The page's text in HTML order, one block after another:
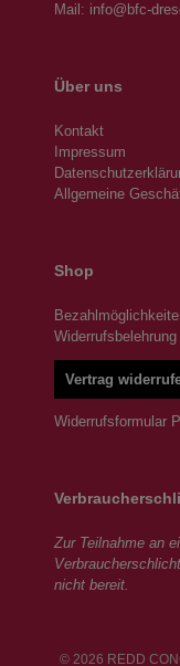
Mail: info@bfc-
Über uns
Kontakt
Impressum
Allgemeine
Shop
Widerrufsbelehrung
Vertrag
Widerrufsformular
Zur Teilnahme an
nicht bereit.
© 2026 REDD